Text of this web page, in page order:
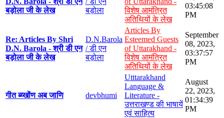
बड़ोला जी के लेख
बड़ोला
विशेष आमंत्रित
अतिथियों के लेख
03:45:08
PM
Re: Articles By Shri
D.N. Barola - श्री डी एन
बड़ोला जी के लेख
D.N.Barola
/ डी एन
बड़ोला
Articles By
Esteemed Guests
of Uttarakhand -
विशेष आमंत्रित
अतिथियों के लेख
September
08, 2023,
03:37:57
PM
गीत ब्य्खोंण अब जाणि devbhumi
Utttarakhand
Language &
Literature -
उत्तराखण्ड की भाषायें
एवं साहित्य
August
22, 2023,
01:34:39
PM